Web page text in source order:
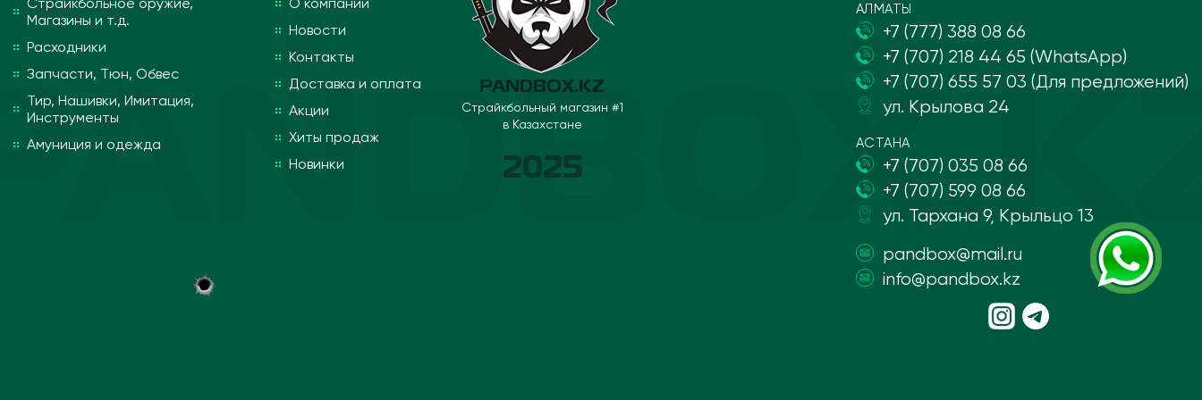
Страйкбольное оружие,
Магазины и т.д.
Расходники
Запчасти, Тюн, Обвес
Тир, Нашивки, Имитация,
Инструменты
Амуниция и одежда
О компании
Новости
Контакты
Доставка и оплата
Акции
Хиты продаж
Новинки
PANDBOX.KZ
Страйкбольный магазин #1
в Казахстане
2025
АЛМАТЫ
+7 (777) 388 08 66
+7 (707) 218 44 65 (WhatsApp)
+7 (707) 655 57 03 (Для предложений)
ул. Крылова 24
АСТАНА
+7 (707) 035 08 66
+7 (707) 599 08 66
ул. Тархана 9, Крыльцо 13
pandbox@mail.ru
info@pandbox.kz